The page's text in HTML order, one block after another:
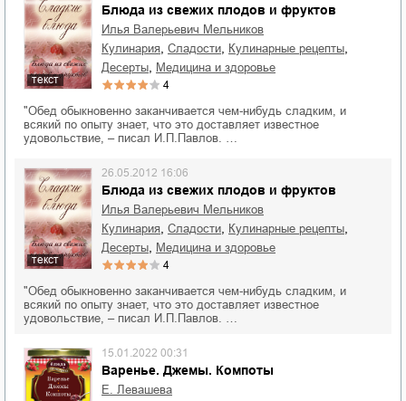
текст
Блюда из свежих плодов и фруктов
Илья Валерьевич Мельников
кулинария
сладости кулинарные рецепты
десерты медицина и здоровье
4
"Обед обыкновенно заканчивается чем-нибудь сладким, и
всякий по опыту знает, что это доставляет известное
удовольствие, – писал И.П.Павлов. …
текст
Блюда из свежих плодов и фруктов
26.05.2012 16:06
Илья Валерьевич Мельников
кулинария
сладости кулинарные рецепты
десерты медицина и здоровье
4
"Обед обыкновенно заканчивается чем-нибудь сладким, и
всякий по опыту знает, что это доставляет известное
удовольствие, – писал И.П.Павлов. …
Варенье. Джемы. Компоты
15.01.2022 00:31
Е. Левашева